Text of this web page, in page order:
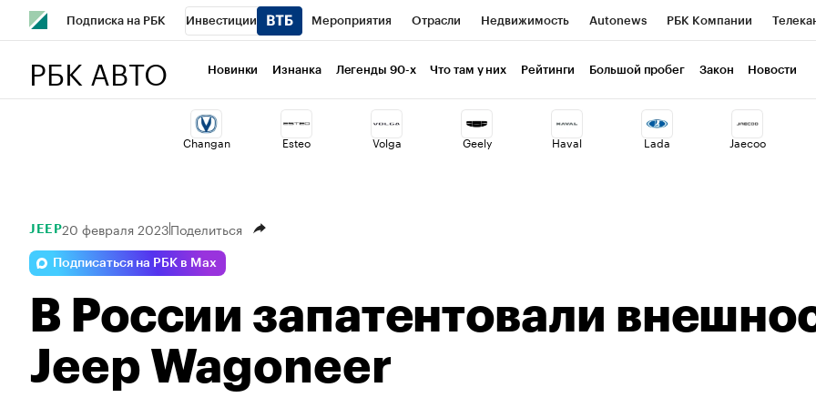
Подписка на РБК Инвестиции Мероприятия Отрасли Недвижимость Autonews РБК Компании
Национальные проекты
РБК Бизнес-среда Дискуссионный клуб Исследования Кредитные рейтинги Франшизы Газета Спецпроекты
Проверка контрагентов Политика Экономика Бизнес Технологии и медиа Финансы Рынок
РБК АВТО Новинки Изнанка Легенды 90-х Что там у них Рейтинги Большой пробег Закон Новости
Changan Esteo Volga Geely Haval Lada Jaecoo
JEEP20 февраля 2023Поделиться
Подписаться на РБК в Max
В России запатентовали
Jeep Wagoneer